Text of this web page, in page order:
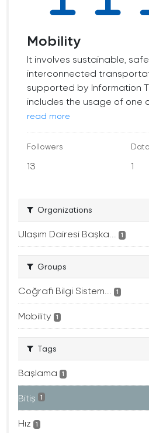
Mobility
It involves sustainable,
interconnected
supported by Information
includes the usage of one
read more
Followers
13 1
Organizations
Ulaşım Dairesi Başka... 1
Groups
Coğrafi Bilgi Sistem... 1
Mobility 1
Tags
Başlama 1
Bitiş 1
Hız 1